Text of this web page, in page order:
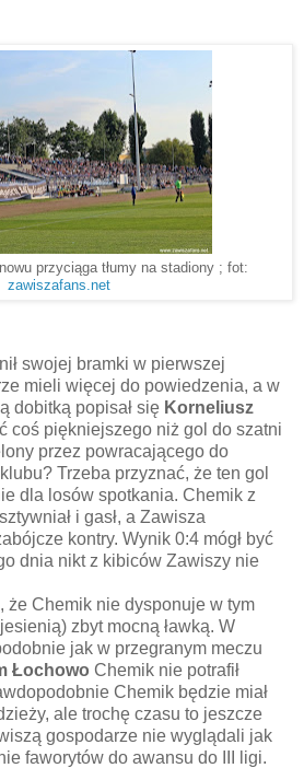
przyciąga tłumy na stadiony ; fot:
zawiszafans.net
swojej bramki w pierwszej
mieli więcej do powiedzenia, a w
dobitką popisał się Korneliusz
coś piękniejszego niż gol do szatni
przez powracającego do
Trzeba przyznać, że ten gol
dla losów spotkania. Chemik z
i gasł, a Zawisza
kontry. Wynik 0:4 mógł być
dnia nikt z kibiców Zawiszy nie
że Chemik nie dysponuje w tym
zbyt mocną ławką. W
jak w przegranym meczu
Łochowo Chemik nie potrafił
Chemik będzie miał
ale trochę czasu to jeszcze
gospodarze nie wyglądali jak
faworytów do awansu do III ligi.